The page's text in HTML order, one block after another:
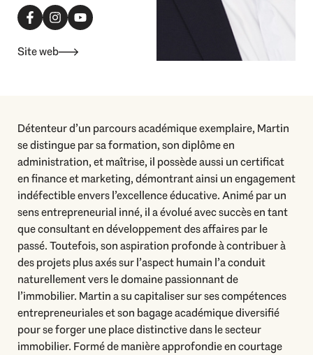
a
c
e
b
o
n
s
t
a
g
o
u
t
Site web
Détenteur d’un parcours académique exemplaire, Martin
se distingue par sa formation, son diplôme en
administration, et maîtrise, il possède aussi un certificat
en finance et marketing, démontrant ainsi un engagement
indéfectible envers l’excellence éducative. Animé par un
sens entrepreneurial inné, il a évolué avec succès en tant
que consultant en développement des affaires par le
passé. Toutefois, son aspiration profonde à contribuer à
des projets plus axés sur l’aspect humain l’a conduit
naturellement vers le domaine passionnant de
l’immobilier. Martin a su capitaliser sur ses compétences
entrepreneuriales et son bagage académique diversifié
pour se forger une place distinctive dans le secteur
immobilier. Formé de manière approfondie en courtage